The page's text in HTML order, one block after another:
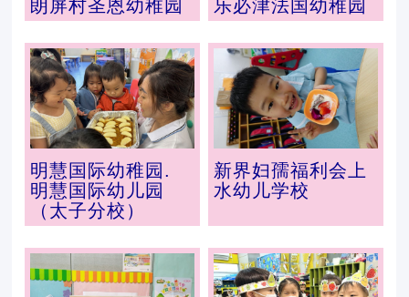
朗屏村圣恩幼稚园 乐必津法国幼稚园
明慧国际幼稚园.
明慧国际幼儿园
（太子分校）
新界妇孺福利会上
水幼儿学校